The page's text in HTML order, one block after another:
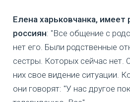
Елена харьковчанка, имеет
россиян: "Все общение с
нет его. Были родственные
сестры. Которых сейчас нет.
них свое видение ситуации.
они говорят: "У нас другое